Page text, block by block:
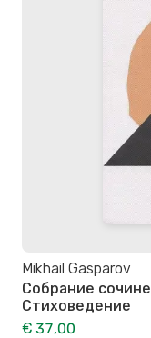
Mikhail Gasparov
Собрание
Стиховедение
€ 37,00